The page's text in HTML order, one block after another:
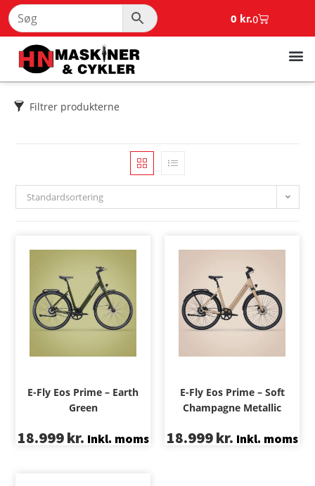
0 kr.0
Filtrer produkterne
Standardsortering
E-Fly Eos Prime – Earth
Green
18.999kr. Inkl. moms
E-Fly Eos Prime – Soft
Champagne Metallic
18.999kr. Inkl. moms